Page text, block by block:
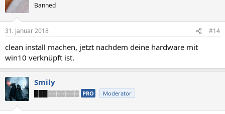
Banned
31. Januar 2018 #14
clean install machen, jetzt nachdem deine hardware mit
win10 verknüpft ist.
Smily
███▒▒▒▒▒▒▒ PRO Moderator